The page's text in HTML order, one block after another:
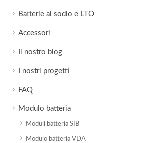
Batterie al sodio e LTO
Accessori
Il nostro blog
I nostri progetti
FAQ
Modulo batteria
Moduli batteria SIB
Modulo batteria VDA